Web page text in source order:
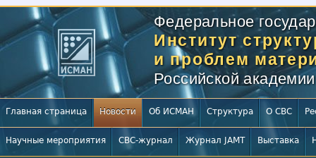
Федеральное
Институт
и проблем
Российской
Главная страница Новости Об ИСМАН Структура О СВС
Научные мероприятия СВС-журнал Журнал JAMT Выставка